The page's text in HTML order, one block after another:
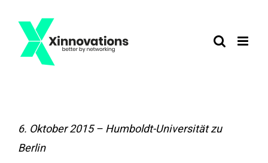
Inhalt
springen
6. Oktober 2015 – Humboldt-Universität zu
Berlin